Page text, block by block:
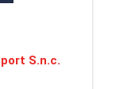
S.n.c.